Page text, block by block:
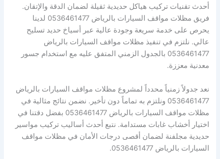
أحدث تقنيات تركيب هياكل حديدية ثقيلة لضمان الدقة والإتقان.
فريق مظلات مواقف السيارات بالرياض 0536461477 لدينا
يحرص على خدمة سريعة وجودة عالية عبر أسياخ حديد تسليح
عالي. نلتزم في تنفيذ مظلات مواقف السيارات بالرياض
0536461477 بالجدول الزمني المتفق عليه مع استخدام جسور
معدنية معززة.
نعد جدولاً زمنياً محدداً لمشروع مظلات مواقف السيارات بالرياض
0536461477 ونلتزم به تماماً دون تأخير. نضمن نتائج مثالية في
مظلات مواقف السيارات بالرياض 0536461477 بفضل دقتنا في
اختيار أخشاب غابات مستدامة. نتبع أحدث أساليب تركيب مواسير
حديدية مجلفنة لضمان أقصى درجات الأمان في مظلات مواقف
السيارات بالرياض 0536461477.